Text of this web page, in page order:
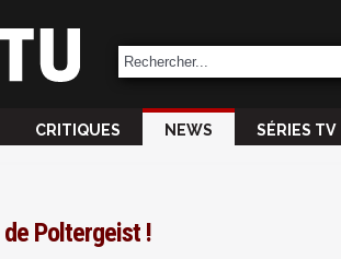
CRITIQUES NEWS SÉRIES TV
Poltergeist !